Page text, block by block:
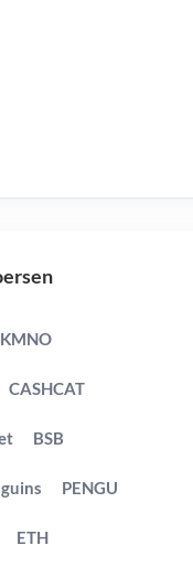
KMNO
CASHCAT
BSB
PENGU
ETH